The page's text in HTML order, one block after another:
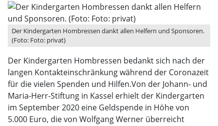
Der Kindergarten Hombressen dankt allen Helfern und Sponsoren.
(Foto: Foto: privat)
Der Kindergarten Hombressen bedankt sich nach der
langen Kontakteinschränkung während der Coronazeit
für die vielen Spenden und Hilfen.Von der Johann- und
Maria-Herr-Stiftung in Kassel erhielt der Kindergarten
im September 2020 eine Geldspende in Höhe von
5.000 Euro, die von Wolfgang Werner überreicht